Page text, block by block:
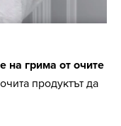
на грима от очите
продуктът да